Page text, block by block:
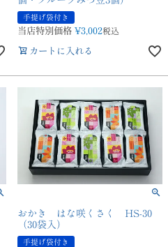
手提げ袋付き
当店特別価格 ¥3,002税込
カートに入れる
おかき はな咲くさく HS-30
（30袋入）
手提げ袋付き